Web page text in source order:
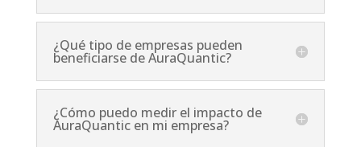
¿Qué tipo de empresas pueden
beneficiarse de AuraQuantic?
¿Cómo puedo medir el impacto de
AuraQuantic en mi empresa?